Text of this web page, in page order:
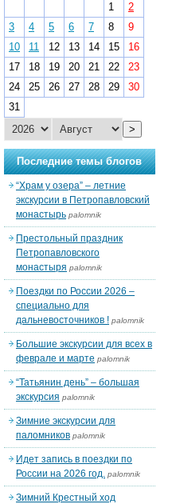
1
2
3
4 5 6 7 8
9
10
11 12 13 14 15
16
17
18 19 20 21 22
23
24
25 26 27 28 29
30
31
>
Последние темы блогов
“Храм у озера” – летние
экскурсии в Петропавловский
монастырь palomnik
Престольный праздник
Петропавловского
монастыря palomnik
Поездки по России 2026 –
специально для
дальневосточников ! palomnik
Большие экскурсии для всех в
феврале и марте palomnik
“Татьянин день” – большая
экскурсия palomnik
Зимние экскурсии для
паломников palomnik
Идет запись в поездки по
России на 2026 год. palomnik
Зимний Крестный ход